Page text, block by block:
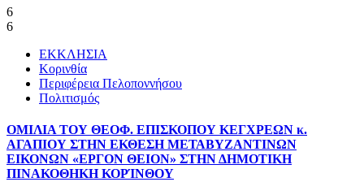
6
6
ΕΚΚΛΗΣΙΑ
Κορινθία
Περιφέρεια Πελοποννήσου
Πολιτισμός
ΟΜΙΛΙΑ ΤΟΥ ΘΕΟΦ. ΕΠΙΣΚΟΠΟΥ ΚΕΓΧΡΕΩΝ κ.
ΑΓΑΠΙΟΥ ΣΤΗΝ ΕΚΘΕΣΗ ΜΕΤΑΒΥΖΑΝΤΙΝΩΝ
ΕΙΚΟΝΩΝ «ΕΡΓΟΝ ΘΕΙΟΝ» ΣΤΗΝ ΔΗΜΟΤΙΚΗ
ΠΙΝΑΚΟΘΗΚΗ ΚΟΡΊΝΘΟΥ